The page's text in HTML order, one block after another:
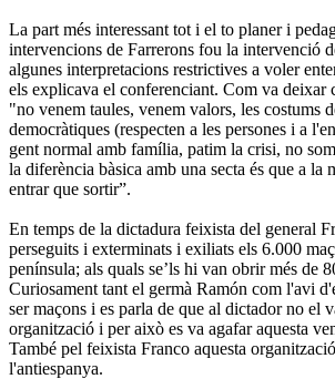
La part més interessant tot i el to planer i
intervencions de Farrerons fou la intervenció
algunes interpretacions restrictives a voler
els explicava el conferenciant. Com va deixar
"no venem taules, venem valors, les costums
democràtiques (respecten a les persones i a
gent normal amb família, patim la crisi, no
la diferència bàsica amb una secta és que a la
entrar que sortir”.
En temps de la dictadura feixista del general
perseguits i exterminats i exiliats els 6.000
península; als quals se’ls hi van obrir més de
Curiosament tant el germà Ramón com l'avi
ser maçons i es parla de que al dictador no el
organització i per això es va agafar aquesta
També pel feixista Franco aquesta
l'antiespanya.